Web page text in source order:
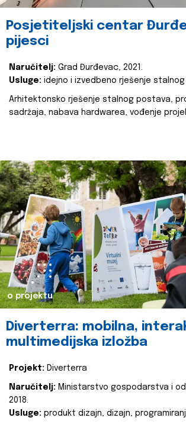
Posjetiteljski centar
pijesci
Naručitelj: Grad Đurđevac, 2021.
Usluge: idejno i izvedbeno rješenje
Arhitektonsko rješenje stalnog postava,
sadržaja, nabava hardwarea, vođenje
o projektu
Diverterra: mobilna,
multimedijska izložba
Projekt: Diverterra
Naručitelj: Ministarstvo gospodarstva i
2018.
Usluge: produkt dizajn, dizajn,